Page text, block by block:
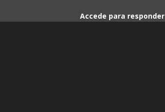
Accede para responder